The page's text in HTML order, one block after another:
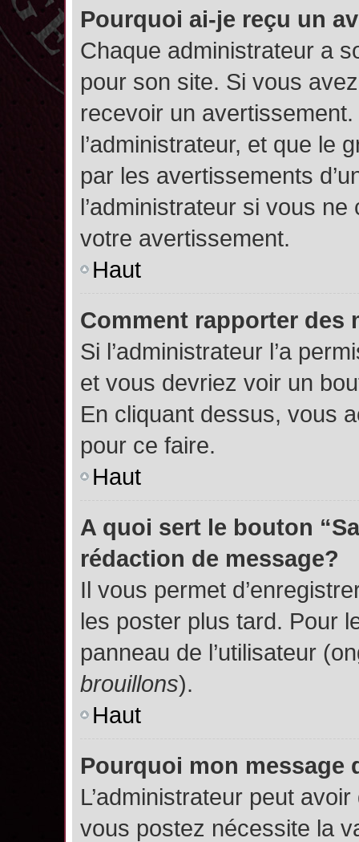
Pourquoi ai-je reçu un
Chaque administrateur a
pour son site. Si vous
recevoir un
l’administrateur, et que le
par les avertissements
l’administrateur si vous
votre avertissement.
Haut
Comment rapporter des
Si l’administrateur l’a
et vous devriez voir un
En cliquant dessus, vous
pour ce faire.
Haut
A quoi sert le bouton
rédaction de message?
Il vous permet
les poster plus tard. Pour
panneau de l’utilisateur
brouillons).
Haut
Pourquoi mon message
L’administrateur peut
vous postez nécessite la